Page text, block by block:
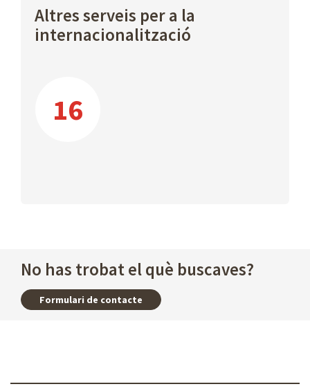
Altres serveis per a la
internacionalització
16
No has trobat el què buscaves?
Formulari de contacte